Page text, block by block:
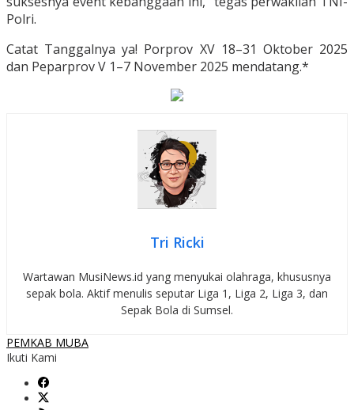
Polri.
Catat Tanggalnya ya! Porprov XV 18–31 Oktober 2025
dan Peparprov V 1–7 November 2025 mendatang.*
Tri Ricki
Wartawan MusiNews.id yang menyukai olahraga, khususnya
sepak bola. Aktif menulis seputar Liga 1, Liga 2, Liga 3, dan
Sepak Bola di Sumsel.
PEMKAB MUBA
Ikuti Kami